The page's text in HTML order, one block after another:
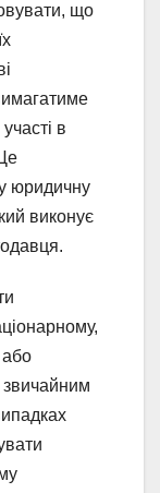
що
в
юридичну
виконує
або